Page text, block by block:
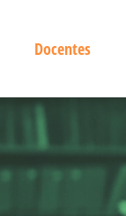
Docentes